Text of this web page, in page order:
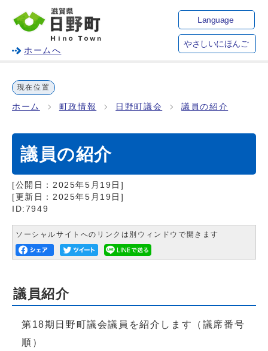
ホームへ
Language
やさしいにほんご
現在位置
ホーム 町政情報 日野町議会 議員の紹介
議員の紹介
[公開日： 2025年5月19日 ]
[更新日： 2025年5月19日 ]
ID:7949
ソーシャルサイトへのリンクは別ウィンドウで開きます
議員紹介
第18期日野町議会議員を紹介します（議席番号
順）